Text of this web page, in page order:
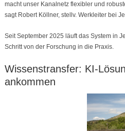
macht unser Kanalnetz flexibler und
sagt Robert Köllner, stellv. Werkleiter bei
Seit September 2025 läuft das System in
Schritt von der Forschung in die Praxis.
Wissenstransfer: KI-
ankommen